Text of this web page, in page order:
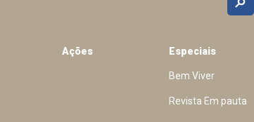
Ações Especiais
Bem Viver
Revista Em pauta